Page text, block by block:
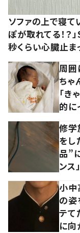
ソファの上で寝て
ぽが取れてる！？
秒くらい心臓止ま
周囲
ちゃ
「き
的に
修学
をし
品”
ンス
小
の姿
テて
に向